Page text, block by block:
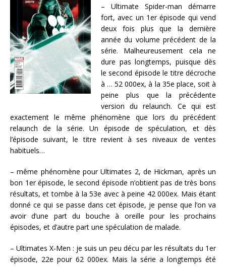
– Ultimate Spider-man démarre
fort, avec un 1er épisode qui vend
deux fois plus que la dernière
année du volume précédent de la
série. Malheureusement cela ne
dure pas longtemps, puisque dès
le second épisode le titre décroche
à … 52 000ex, à la 35e place, soit à
peine plus que la précédente
version du relaunch. Ce qui est
exactement le même phénomène que lors du précédent
relaunch de la série. Un épisode de spéculation, et dès
l’épisode suivant, le titre revient à ses niveaux de ventes
habituels…
– même phénomène pour Ultimates 2, de Hickman, après un
bon 1er épisode, le second épisode n’obtient pas de très bons
résultats, et tombe à la 53e avec à peine 42 000ex. Mais étant
donné ce qui se passe dans cet épisode, je pense que l’on va
avoir d’une part du bouche à oreille pour les prochains
épisodes, et d’autre part une spéculation de malade.
– Ultimates X-Men : je suis un peu décu par les résultats du 1er
épisode, 22e pour 62 000ex. Mais la série a longtemps été